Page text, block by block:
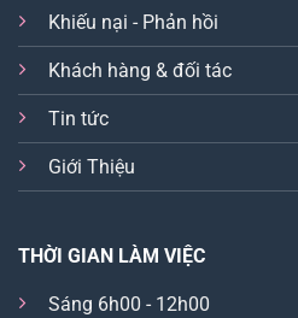
Khiếu nại - Phản hồi
Khách hàng & đối tác
Tin tức
Giới Thiệu
THỜI GIAN LÀM VIỆC
Sáng 6h00 - 12h00